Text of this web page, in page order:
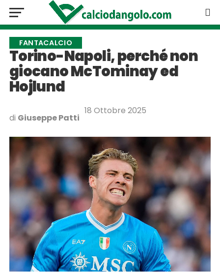
FANTACALCIO
Torino-Napoli, perché non
giocano McTominay ed
Hojlund
di Giuseppe Patti
18 Ottobre 2025